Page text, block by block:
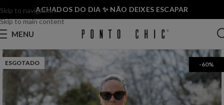
Skip to navigation
Skip to main content
ACHADOS DO DIA ✨ NÃO DEIXES ESCAPAR
MENU
ESGOTADO -60%